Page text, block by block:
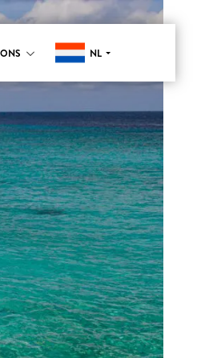
NL